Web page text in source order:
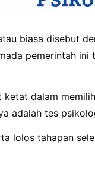
biasa disebut
pemerintah ini
dalam
adalah tes
lolos tahapan